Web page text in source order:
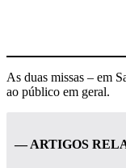
As duas missas – em
ao público em geral.
— ARTIGOS